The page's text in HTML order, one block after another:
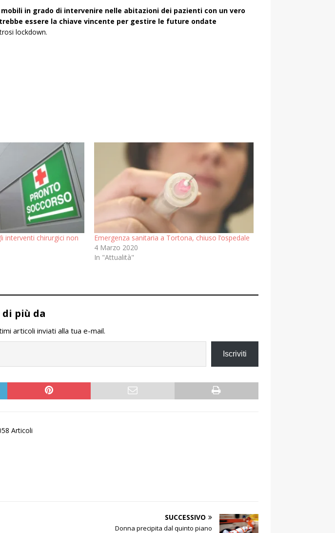
in grado di intervenire nelle abitazioni dei pazienti con un vero
essere la chiave vincente per gestire le future ondate
lockdown.
interventi chirurgici non
Emergenza sanitaria a Tortona, chiuso l’ospedale
4 Marzo 2020
In "Attualità"
di più da
articoli inviati alla tua e-mail.
Iscriviti
Articoli
SUCCESSIVO
Donna precipita dal quinto piano